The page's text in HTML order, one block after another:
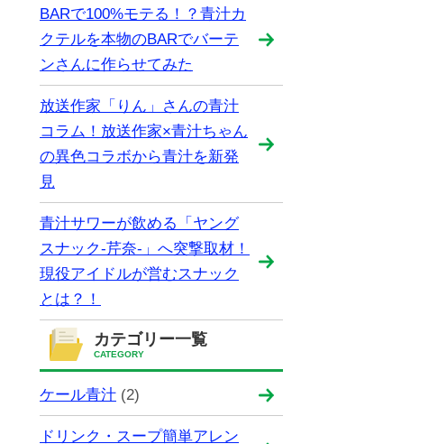
BARで100%モテる！？青汁カ
クテルを本物のBARでバーテ
ンさんに作らせてみた
放送作家「りん」さんの青汁
コラム！放送作家×青汁ちゃん
の異色コラボから青汁を新発
見
青汁サワーが飲める「ヤング
スナック-芹奈-」へ突撃取材！
現役アイドルが営むスナック
とは？！
カテゴリー一覧
CATEGORY
ケール青汁 (2)
ドリンク・スープ簡単アレン